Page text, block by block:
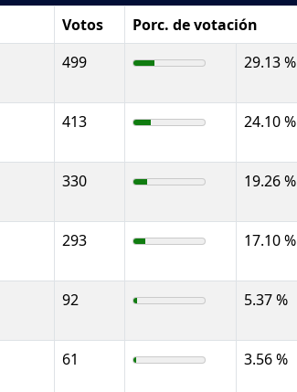
Votos Porc. de votación
499 29.13 %
413 24.10 %
330 19.26 %
293 17.10 %
92 5.37 %
61 3.56 %